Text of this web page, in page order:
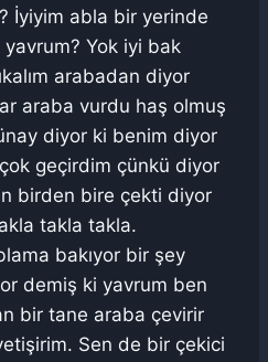
İyiyim abla bir yerinde
yavrum? Yok iyi bak
arabadan diyor
araba vurdu haş olmuş
diyor ki benim diyor
geçirdim çünkü diyor
birden bire çekti diyor
takla takla.
bakıyor bir şey
demiş ki yavrum ben
bir tane araba çevirir
Sen de bir çekici